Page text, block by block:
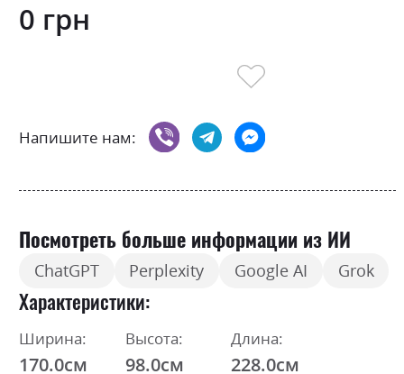
0 грн
Напишите нам:
Посмотреть больше информации из ИИ
ChatGPT Perplexity Google AI Grok
Характеристики
Ширина:
170.0см
Высота:
98.0см
Длина:
228.0см